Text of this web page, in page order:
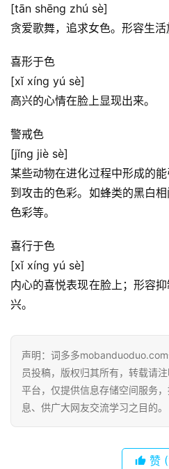
页
好
词
好
经
典
歌
词
古
今
诗
词
[tān shēng zhú sè]
贪爱歌舞，追求女色。形容生活
喜形于色
[xǐ xíng yú sè]
高兴的心情在脸上显现出来。
警戒色
[jǐng jiè sè]
某些动物在进化过程中形成的
到攻击的色彩。如蜂类的黑白
色彩等。
喜行于色
[xǐ xíng yú sè]
内心的喜悦表现在脸上；形容
兴。
声明：词多多
员投稿，版权归其所有，转载请
平台，仅提供信息存储空间服务
息、供广大网友交流学习之目的。
赞